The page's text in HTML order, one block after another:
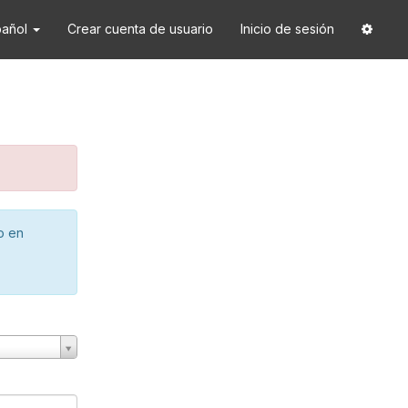
Crear cuenta de usuario Inicio de sesión
en